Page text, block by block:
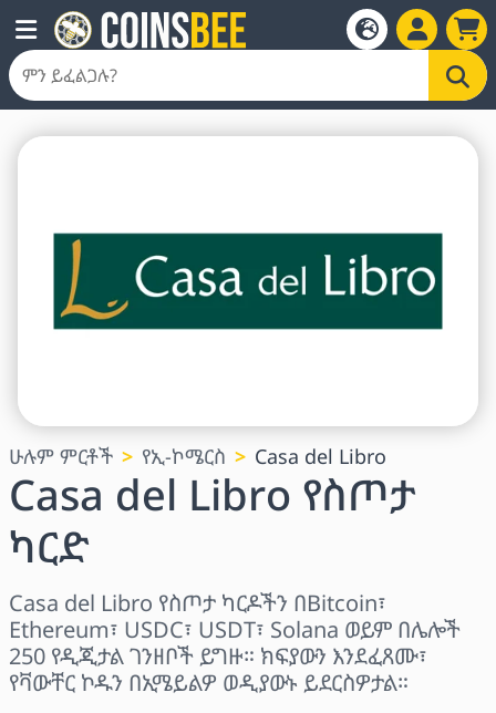
ሁሉም ምርቶች የኢ-ኮሜርስ Casa del Libro
Casa del Libro የስጦታ
ካርድ
Casa del Libro የስጦታ ካርዶችን በBitcoin፣
Ethereum፣ USDC፣ USDT፣ Solana ወይም በሌሎች
250 የዲጂታል ገንዘቦች ይግዙ። ክፍያውን እንደፈጸሙ፣
የቫውቸር ኮዱን በኢሜይልዎ ወዲያውኑ ይደርስዎታል።